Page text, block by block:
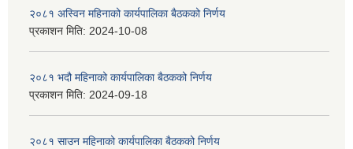
२०८१ अस्विन महिनाको कार्यपालिका बैठकको निर्णय
प्रकाशन मिति: 2024-10-08
२०८१ भदौ महिनाको कार्यपालिका बैठकको निर्णय
प्रकाशन मिति: 2024-09-18
२०८१ साउन महिनाको कार्यपालिका बैठकको निर्णय